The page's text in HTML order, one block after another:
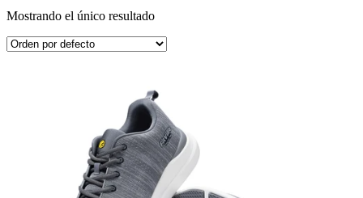
Mostrando el único resultado